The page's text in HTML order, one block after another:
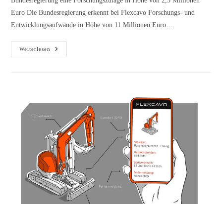
Euro Die Bundesregierung erkennt bei Flexcavo Forschungs- und
Entwicklungsaufwände in Höhe von 11 Millionen Euro…
Weiterlesen